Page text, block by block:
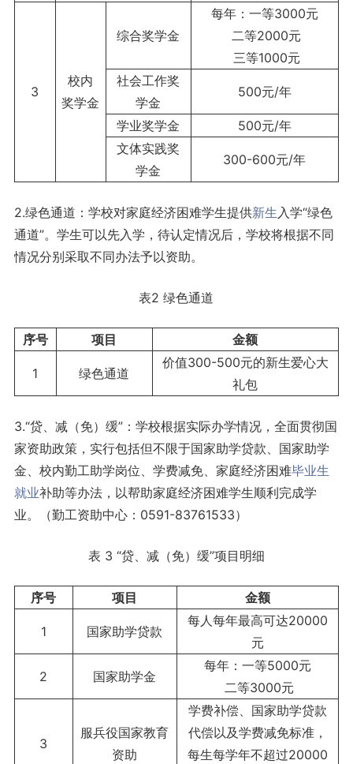
3
校内
奖学金
综合奖学金
每年：一等3000元
二等2000元
三等1000元
社会工作奖
学金
500元/年
学业奖学金
500元/年
文体实践奖
学金
300-600元/年
2.绿色通道：学校对家庭经济困难学生提供新生入学“绿色
通道”。学生可以先入学，待认定情况后，学校将根据不同
情况分别采取不同办法予以资助。
表2 绿色通道
序号 项目 金额
1 绿色通道
价值300-500元的新生爱心大
礼包
3.“贷、减（免）缓”：学校根据实际办学情况，全面贯彻国
家资助政策，实行包括但不限于国家助学贷款、国家助学
金、校内勤工助学岗位、学费减免、家庭经济困难毕业生
就业补助等办法，以帮助家庭经济困难学生顺利完成学
业。（勤工资助中心：0591-83761533）
表 3 “贷、减（免）缓”项目明细
序号 项目 金额
1 国家助学贷款
每人每年最高可达20000
元
2 国家助学金
每年：一等5000元
二等3000元
3
服兵役国家教育
资助
学费补偿、国家助学贷款
代偿以及学费减免标准，
每生每学年不超过20000